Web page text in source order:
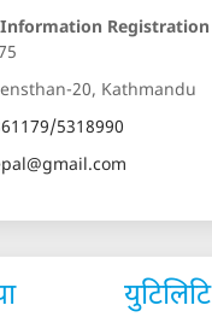
Registration
20, Kathmandu
5318990
युटिलिटि